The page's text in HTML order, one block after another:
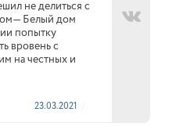
не делиться с
Белый дом
попытку
вровень с
на честных и
23.03.2021